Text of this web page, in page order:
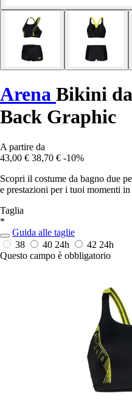
Arena Bikini
Back Graphic
A partire da
43,00 € 38,70 € -10%
Scopri il costume da bagno due
e prestazioni per i tuoi momenti
Taglia
*
Guida alle taglie
38
40 24h 42 24h
Questo campo è obbligatorio